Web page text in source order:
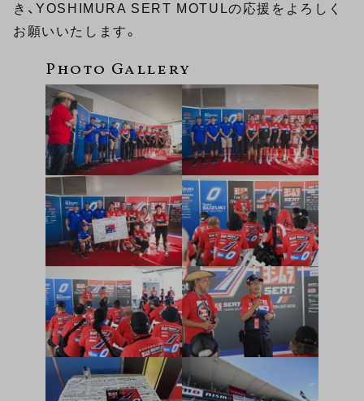
き、YOSHIMURA SERT MOTULの応援をよろしく
お願いいたします。